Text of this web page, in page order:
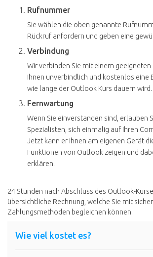
Rufnummer
Sie wählen die oben genannte
Rückruf anfordern und geben eine
Verbindung
Wir verbinden Sie mit einem
Ihnen unverbindlich und kostenlos eine
wie lange der Outlook Kurs dauern wird.
Fernwartung
Wenn Sie einverstanden sind, erlauben
Spezialisten, sich einmalig auf Ihren
Jetzt kann er Ihnen am eigenen Gerät
Funktionen von Outlook zeigen und
erklären.
24 Stunden nach Abschluss des Outlook-
übersichtliche Rechnung, welche Sie mit
Zahlungsmethoden begleichen können.
Wie viel kostet es?